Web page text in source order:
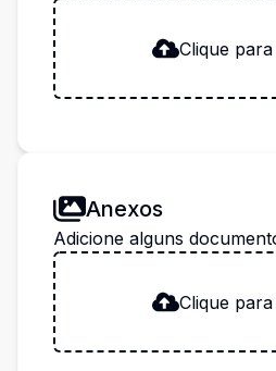
Clique
Anexos
Adicione alguns
Clique